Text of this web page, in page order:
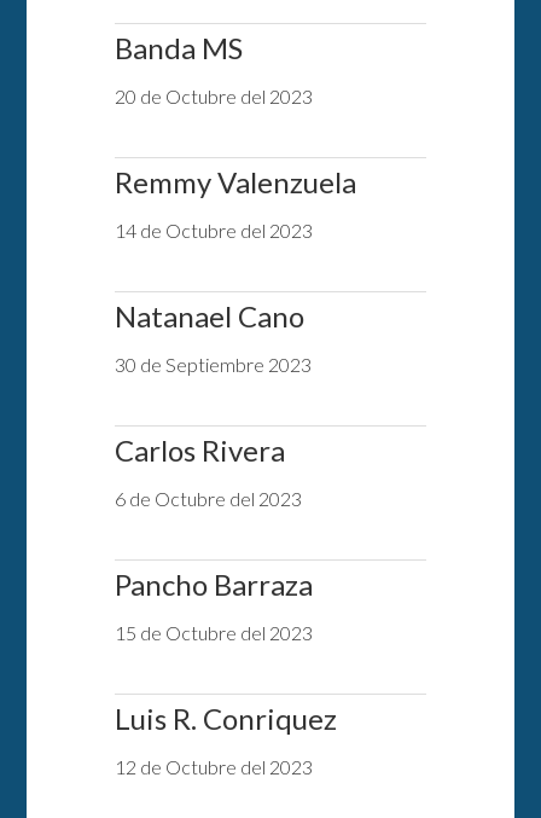
Banda MS
20 de Octubre del 2023
Remmy Valenzuela
14 de Octubre del 2023
Natanael Cano
30 de Septiembre 2023
Carlos Rivera
6 de Octubre del 2023
Pancho Barraza
15 de Octubre del 2023
Luis R. Conriquez
12 de Octubre del 2023